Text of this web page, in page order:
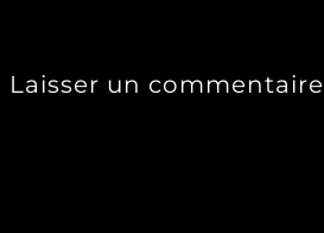
Laisser un commentaire